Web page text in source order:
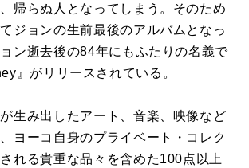
帰らぬ人となってしまう。そのため
ジョンの生前最後のアルバムとなっ
ン逝去後の84年にもふたりの名義で
』がリリースされている。
生み出したアート、音楽、映像など
ヨーコ自身のプライベート・コレク
れる貴重な品々を含めた100点以上